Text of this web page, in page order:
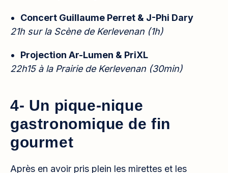
Concert Guillaume Perret & J-Phi Dary
21h sur la Scène de Kerlevenan (1h)
Projection Ar-Lumen & PriXL
22h15 à la Prairie de Kerlevenan (30min)
4- Un pique-nique
gastronomique de fin
gourmet
Après en avoir pris plein les mirettes et les